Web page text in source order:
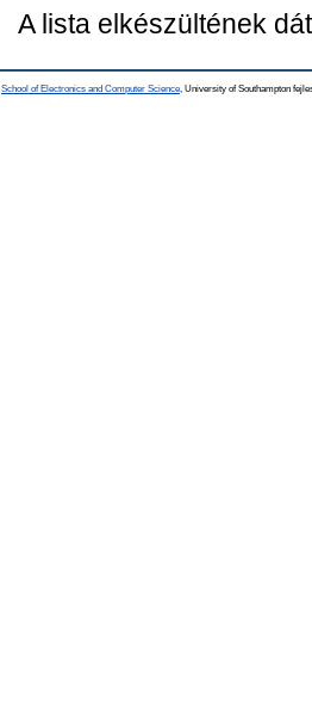
A lista elkészültének
School of Electronics and Computer Science , University of Southampton